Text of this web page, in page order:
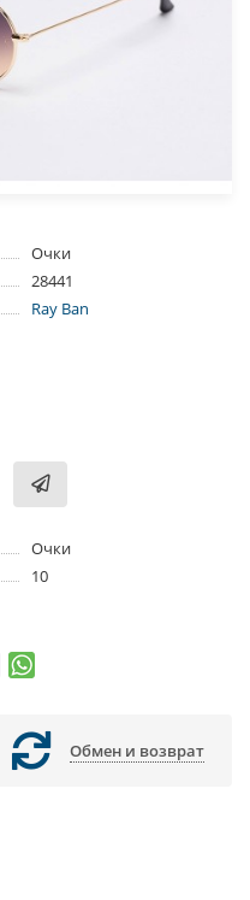
Очки
28441
Ray Ban
Очки
10
Обмен и возврат